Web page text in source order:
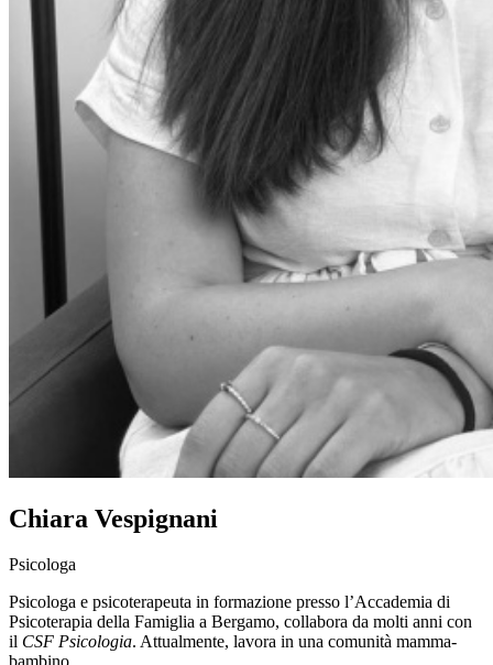
Chiara Vespignani
Psicologa
Psicologa e psicoterapeuta in formazione presso l’Accademia di
Psicoterapia della Famiglia a Bergamo, collabora da molti anni con
il CSF Psicologia. Attualmente, lavora in una comunità mamma-